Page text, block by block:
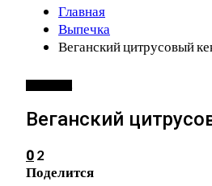
Главная
Выпечка
Веганский цитрусовый
Веганский
0 2
Поделится